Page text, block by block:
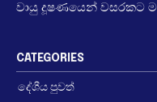
වායු දූෂණයෙන් වසරකට
CATEGORIES
දේශීය පුවත්